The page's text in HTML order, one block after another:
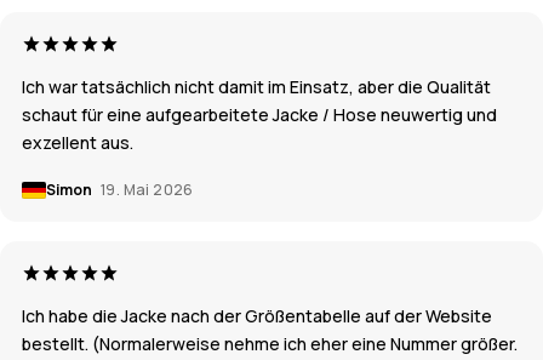
Ich war tatsächlich nicht damit im Einsatz, aber die Qualität
schaut für eine aufgearbeitete Jacke / Hose neuwertig und
exzellent aus.
Simon 19. Mai 2026
Ich habe die Jacke nach der Größentabelle auf der Website
bestellt. (Normalerweise nehme ich eher eine Nummer größer.